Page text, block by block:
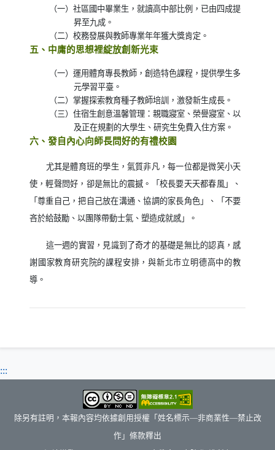
（一）社區國中畢業生，就讀高中部比例，已由四成提
昇至九成。
（二）校務發展與教師專業年年獲大獎肯定。
五、中庸的思想裡綻放創新光束
（一）運用體育專長教師，創造特色課程，提供學生多
元學習平臺。
（二）掌握探索教育種子教師培訓，激發新生成長。
（三）住宿生創意溫馨管理：親職寢室、榮譽寢室、以
及正在規劃的大學生、研究生免費入住方案。
六、發自內心向師長問好的有禮校園
尤其是體育班的學生，氣質非凡，每一位都是微笑小天
使，輕聲問好，卻是無比的震撼。「校長要天天都春風」、
「尊重自己，把自己放在溝通、協調的家長角色」、「不要
吝於給鼓勵、以團隊帶動士氣、塑造成就感」。
這一週的實習，見識到了奇才的基礎是無比的認真，感
謝國家教育研究院的課程安排，與新北市立明德高中的教
導。
:::
除另有註明，本報內容均依據創用授權「姓名標示—非商業性—禁止改
作」條款釋出